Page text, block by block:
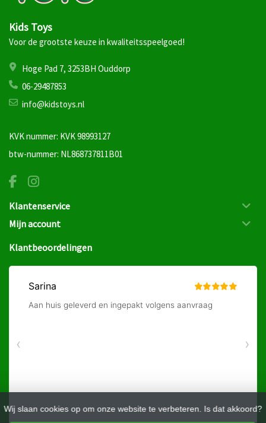
Wij slaan cookies op om onze website te verbeteren. Is dat akkoord?
Kids Toys
Voor de grootste keuze in kwaliteitsspeelgoed!
Hoge Pad 7, 3253BH Ouddorp
06-29487853
info@kidstoys.nl
KVK nummer: KVK 98993127
btw-nummer: NL868737811B01
Klantenservice
Mijn account
Klantbeoordelingen